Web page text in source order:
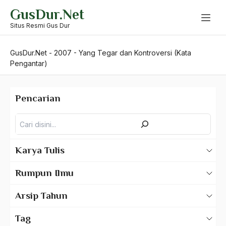
content
GusDur.Net
Situs Resmi Gus Dur
GusDur.Net - 2007 - Yang Tegar dan Kontroversi (Kata
Pengantar)
Pencarian
Karya Tulis
Rumpun Ilmu
Arsip Tahun
Tag